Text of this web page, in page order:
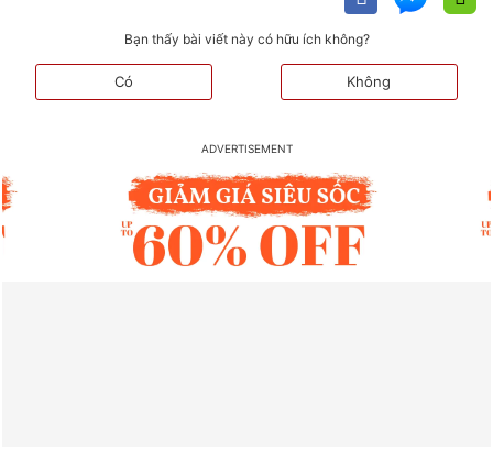
Bạn thấy bài viết này có hữu ích không?
Có Không